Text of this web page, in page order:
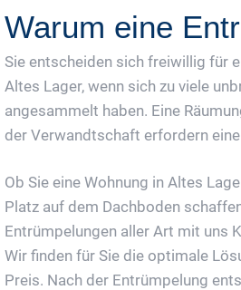
Warum eine
Sie entscheiden sich freiwillig für
Altes Lager, wenn sich zu viele
angesammelt haben. Eine
der Verwandtschaft erfordern
Ob Sie eine Wohnung in Altes
Platz auf dem Dachboden
Entrümpelungen aller Art mit uns
Wir finden für Sie die optimale
Preis. Nach der Entrümpelung